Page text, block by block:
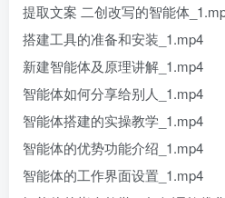
提取文案 二创改写的智能体
搭建工具的准备和安装_1.mp4
新建智能体及原理讲解_1.mp4
智能体如何分享给别人_1.mp4
智能体搭建的实操教学_1.mp4
智能体的优势功能介绍_1.mp4
智能体的工作界面设置_1.mp4